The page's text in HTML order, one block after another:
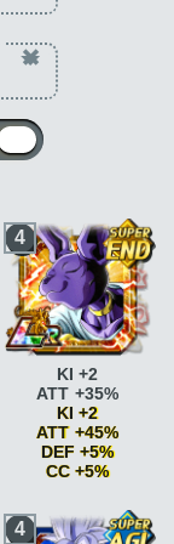
×
4
Génie
ATT +10%
GénieATT +15%
KI +2
ATT +35%
KI +2
ATT +45%
DEF +5%
CC +5%
4